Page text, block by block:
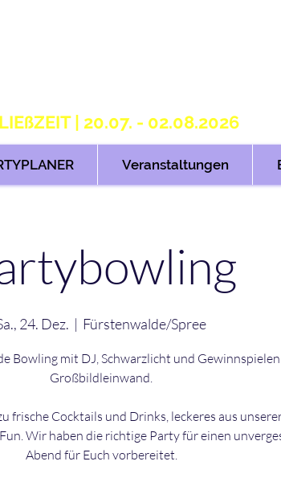
| 20.07. - 02.08.2026
Veranstaltungen
24. Dez.
  |
Fürstenwalde/Spree
Bowling mit DJ, Schwarzlicht und
Großbildleinwand.
frische Cocktails und Drinks, leckeres aus
Wir haben die richtige Party für einen
Abend für Euch vorbereitet.